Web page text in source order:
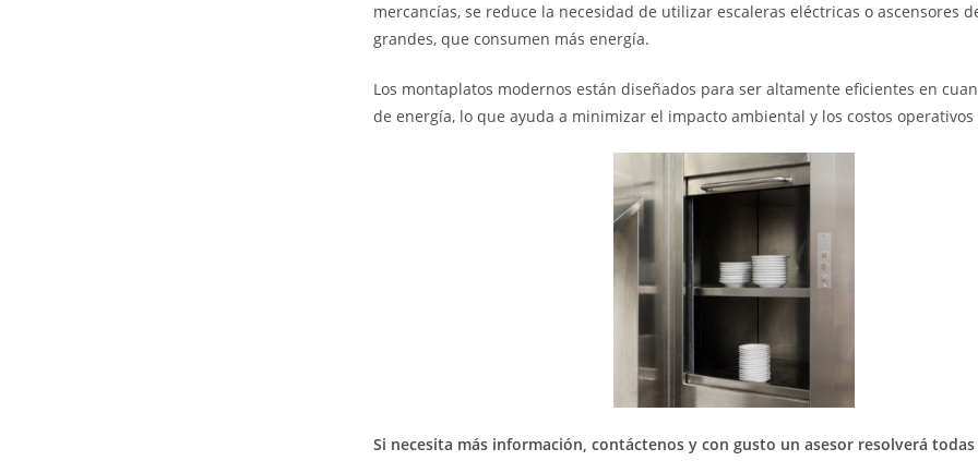
mercancías, se reduce la necesidad de utilizar escaleras eléctricas o ascensores
grandes, que consumen más energía.
Los montaplatos modernos están diseñados para ser altamente eficientes en
de energía, lo que ayuda a minimizar el impacto ambiental y los costos
Si necesita más información, contáctenos y con gusto un asesor resolverá todas